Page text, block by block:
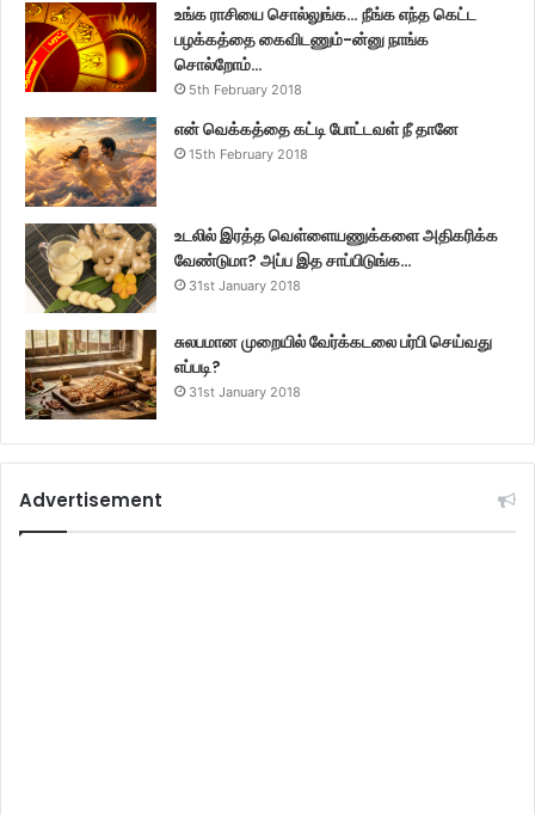
உங்க ராசியை சொல்லுங்க… நீங்க எந்த கெட்ட
பழக்கத்தை கைவிடணும்-ன்னு நாங்க
சொல்றோம்…
5th February 2018
என் வெக்கத்தை கட்டி போட்டவள் நீ தானே
15th February 2018
உடலில் இரத்த வெள்ளையணுக்களை அதிகரிக்க
வேண்டுமா? அப்ப இத சாப்பிடுங்க…
31st January 2018
சுலபமான முறையில் வேர்க்கடலை பர்பி செய்வது
எப்படி?
31st January 2018
Advertisement